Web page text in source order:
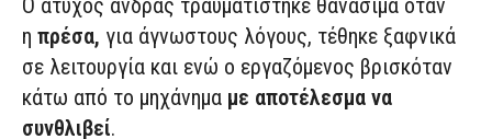
Ο άτυχος άνδρας τραυματίστηκε θανάσιμα όταν
η πρέσα, για άγνωστους λόγους, τέθηκε ξαφνικά
σε λειτουργία και ενώ ο εργαζόμενος βρισκόταν
κάτω από το μηχάνημα με αποτέλεσμα να
συνθλιβεί.